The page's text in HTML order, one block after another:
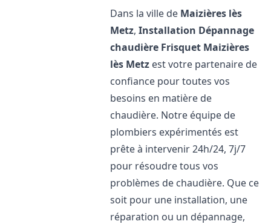
Dans la ville de Maizières lès
Metz,Installation Dépannage
chaudière Frisquet Maizières
lès Metz est votre partenaire de
confiance pour toutes vos
besoins en matière de
chaudière. Notre équipe de
plombiers expérimentés est
prête à intervenir 24h/24, 7j/7
pour résoudre tous vos
problèmes de chaudière. Que ce
soit pour une installation, une
réparation ou un dépannage,